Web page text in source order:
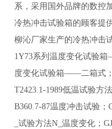
系，采用国外品牌的数控
冷热冲击试验箱的顾客提
柳沁厂家生产的冷热冲击
1Y73系列温度变化试验
度变化试验箱——二箱式；
T2423.1-1989低温试验方
B360.7-87温度冲击试验；
_试验方法N_温度变化；